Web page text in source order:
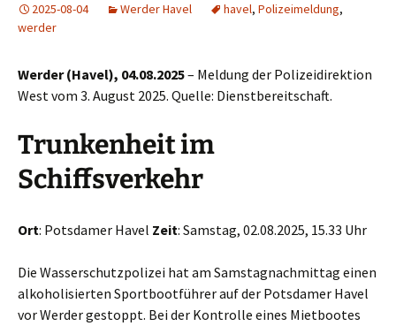
2025-08-04 Werder Havel havel, Polizeimeldung,
werder
Werder (Havel), 04.08.2025– Meldung der Polizeidirektion
West vom 3. August 2025. Quelle: Dienstbereitschaft.
Trunkenheit im
Schiffsverkehr
Ort: Potsdamer Havel Zeit: Samstag, 02.08.2025, 15.33 Uhr
Die Wasserschutzpolizei hat am Samstagnachmittag einen
alkoholisierten Sportbootführer auf der Potsdamer Havel
vor Werder gestoppt. Bei der Kontrolle eines Mietbootes